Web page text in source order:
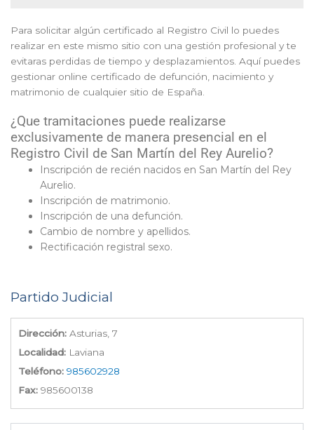
Para solicitar algún certificado al Registro Civil lo puedes
realizar en este mismo sitio con una gestión profesional y te
evitaras perdidas de tiempo y desplazamientos. Aquí puedes
gestionar online certificado de defunción, nacimiento y
matrimonio de cualquier sitio de España.
¿Que tramitaciones puede realizarse
exclusivamente de manera presencial en el
Registro Civil de San Martín del Rey Aurelio?
Inscripción de recién nacidos en San Martín del Rey
Aurelio.
Inscripción de matrimonio.
Inscripción de una defunción.
Cambio de nombre y apellidos.
Rectificación registral sexo.
Partido Judicial
Dirección: Asturias, 7
Localidad: Laviana
Teléfono: 985602928
Fax: 985600138